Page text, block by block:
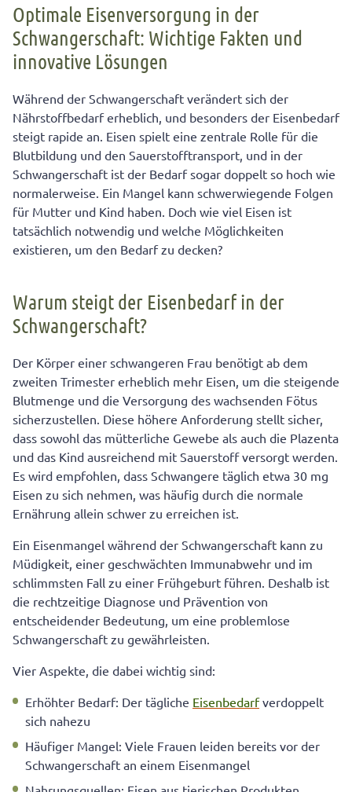
Wichtige Fakten und innovative Lösungen
Warum steigt der Eisenbedarf in der Schwangerschaft?
Natürliche Eisenquellen und Ernährung
Fazit: Genügend Eisen während der Schwangerschaft –
eine Herausforderung, die lösbar ist
Optimale Eisenversorgung in der
Schwangerschaft: Wichtige Fakten und
innovative Lösungen
Während der Schwangerschaft verändert sich der
Nährstoffbedarf erheblich, und besonders der Eisenbedarf
steigt rapide an. Eisen spielt eine zentrale Rolle für die
Blutbildung und den Sauerstofftransport, und in der
Schwangerschaft ist der Bedarf sogar doppelt so hoch wie
normalerweise. Ein Mangel kann schwerwiegende Folgen
für Mutter und Kind haben. Doch wie viel Eisen ist
tatsächlich notwendig und welche Möglichkeiten
existieren, um den Bedarf zu decken?
Warum steigt der Eisenbedarf in der
Schwangerschaft?
Der Körper einer schwangeren Frau benötigt ab dem
zweiten Trimester erheblich mehr Eisen, um die steigende
Blutmenge und die Versorgung des wachsenden Fötus
sicherzustellen. Diese höhere Anforderung stellt sicher,
dass sowohl das mütterliche Gewebe als auch die Plazenta
und das Kind ausreichend mit Sauerstoff versorgt werden.
Es wird empfohlen, dass Schwangere täglich etwa 30 mg
Eisen zu sich nehmen, was häufig durch die normale
Ernährung allein schwer zu erreichen ist.
Ein Eisenmangel während der Schwangerschaft kann zu
Müdigkeit, einer geschwächten Immunabwehr und im
schlimmsten Fall zu einer Frühgeburt führen. Deshalb ist
die rechtzeitige Diagnose und Prävention von
entscheidender Bedeutung, um eine problemlose
Schwangerschaft zu gewährleisten.
Vier Aspekte, die dabei wichtig sind:
Erhöhter Bedarf: Der tägliche Eisenbedarfverdoppelt
sich nahezu
Häufiger Mangel: Viele Frauen leiden bereits vor der
Schwangerschaft an einem Eisenmangel